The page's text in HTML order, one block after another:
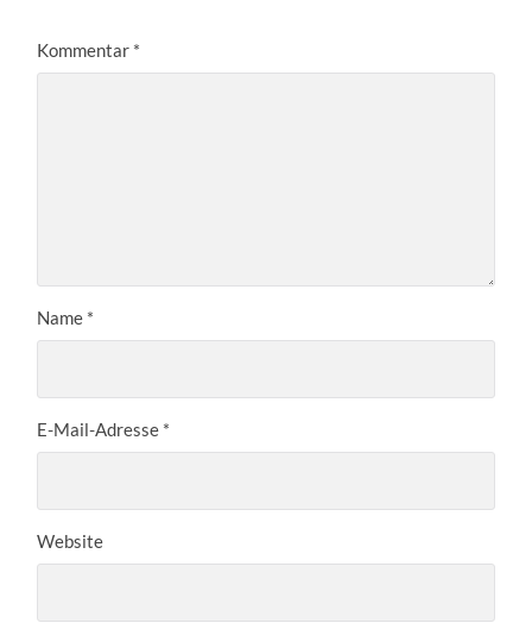
Kommentar *
Name *
E-Mail-Adresse *
Website